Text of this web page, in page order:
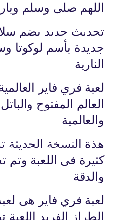
اللهم صلى وسلم
جديدة بأسم لوكوتا
النارية
لعبة فري فاير
العالم المفتوح
والعالمية
هذة النسخة الحديثة
كثيرة فى اللعبة
والدقة
لعبة فري فاير هى